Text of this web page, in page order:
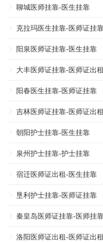
聊城医师挂靠-医生挂靠
克拉玛医生挂靠-医师证挂
阳泉医师证挂靠-医生挂靠
大丰医师证挂靠-医师证出租
阳春医生挂靠-医师证挂靠
吉林医师证挂靠-医师证出租
朝阳护士挂靠-医生挂靠
泉州护士挂靠-护士挂靠
宿迁医师证出租-医生挂靠
垦利护士挂靠-医师证挂靠
秦皇岛医师证挂靠-医师挂
洛阳医师证出租-医师证出租